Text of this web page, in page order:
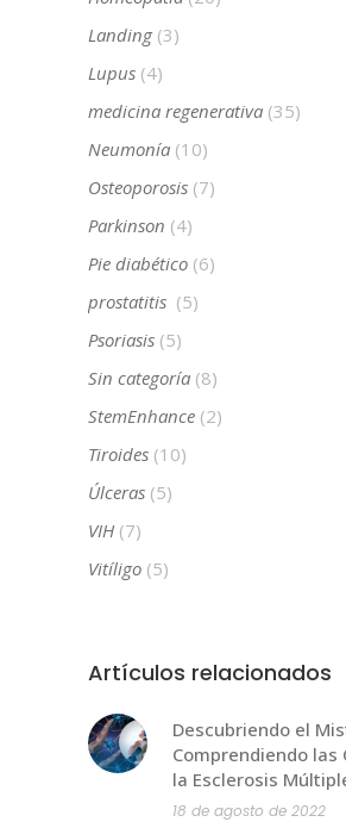
Landing (3)
Lupus (4)
medicina regenerativa (35)
Neumonía (10)
Osteoporosis (7)
Parkinson (4)
Pie diabético (6)
prostatitis (5)
Psoriasis (5)
Sin categoría (8)
StemEnhance (2)
Tiroides (10)
Úlceras (5)
VIH (7)
Vitíligo (5)
Artículos relacionados
Descubriendo el
Comprendiendo las
la Esclerosis
18 de agosto de 2022